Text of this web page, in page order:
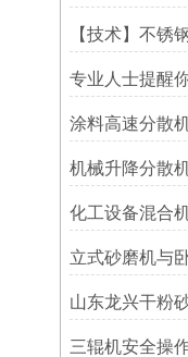
涂料高速分散
化工设备混合
立式砂磨机与
山东龙兴干粉
三辊机安全操